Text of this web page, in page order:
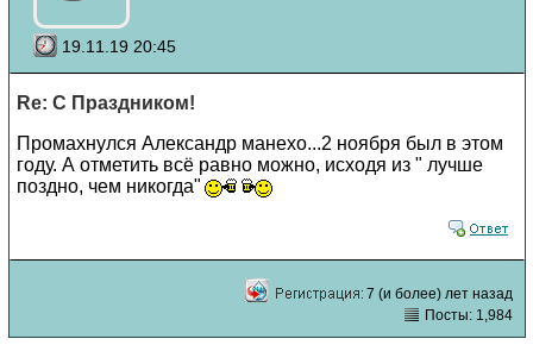
19.11.19 20:45
Re: С Праздником!
Промахнулся Александр манехо...2 ноября был в этом
году. А отметить всё равно можно, исходя из " лучше
поздно, чем никогда"
7 (и более) лет назад
Посты: 1,984